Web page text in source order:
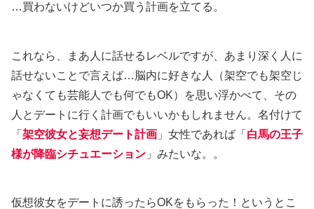
…買わないけどいつか買う計画を立てる。
これなら、まあ人に話せるレベルですが、あまり深く人に
話せないことで言えば…脳内に好きな人（架空でも架空じ
ゃなくても芸能人でも何でもOK）を思い浮かべて、その
人とデートに行く計画でもいいかもしれません。名付けて
「 架空彼女と妄想デート計画 」女性であれば「 白馬の王子
様が降臨シチュエーション 」みたいな。。
仮想彼女をデートに誘ったらOKをもらった！というとこ